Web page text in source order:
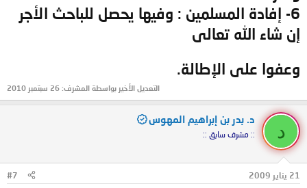
6- إفادة المسلمين : وفيها يحصل للباحث الأجر
إن شاء الله تعالى
وعفوا على الإطالة.
التعديل الأخير بواسطة المشرف: 26 سبتمبر 2010
د
د. بدر بن إبراهيم المهوس
:: مشرف سابق ::
21 يناير 2009 #7